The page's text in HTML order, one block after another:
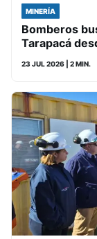
MINERÍA
Bomberos
Tarapacá
23 JUL 2026 | 2 MIN.